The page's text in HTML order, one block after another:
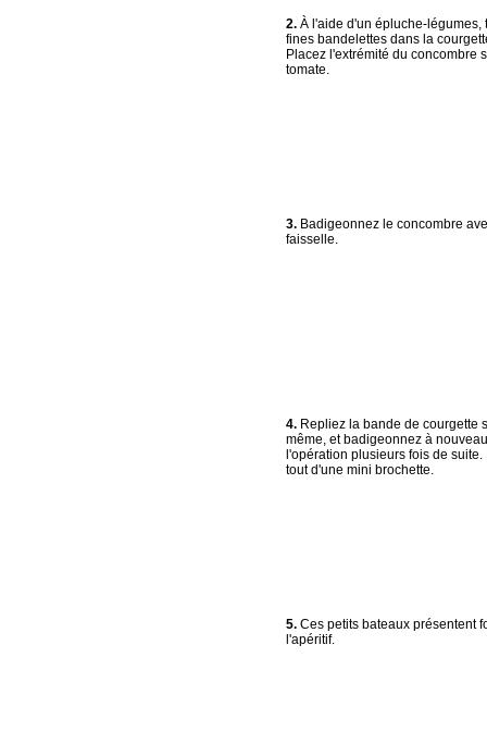
2. À l'aide d'un épluche-légumes,
fines bandelettes dans la
Placez l'extrémité du concombre
tomate.
3. Badigeonnez le concombre
faisselle.
4. Repliez la bande de courgette
même, et badigeonnez à
l'opération plusieurs fois de suite.
tout d'une mini brochette.
5. Ces petits bateaux présentent
l'apéritif.